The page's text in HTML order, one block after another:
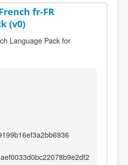
fr-FR
(v0)
Language Pack for